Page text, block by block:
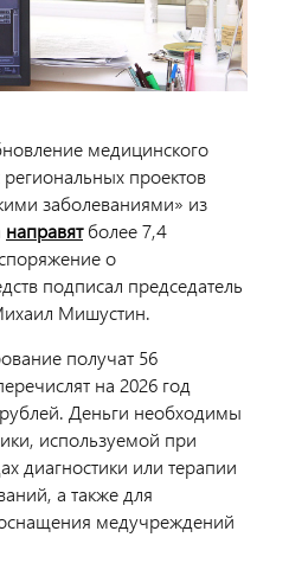
медицинского
проектов
заболеваниями» из
направятболее 7,4
о
подписал председатель
Мишустин.
получат 56
на 2026 год
Деньги необходимы
используемой при
диагностики или терапии
а также для
медучреждений